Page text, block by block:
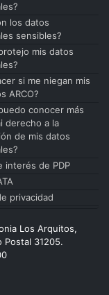
los datos
sensibles?
mis datos
si me niegan mis
ARCO?
conocer más
derecho a la
de mis datos
interés de PDP
privacidad
Los Arquitos,
Postal 31205.